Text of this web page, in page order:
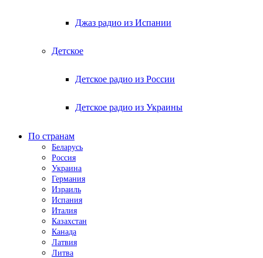
Джаз радио из Испании
Детское
Детское радио из России
Детское радио из Украины
По странам
Беларусь
Россия
Украина
Германия
Израиль
Испания
Италия
Казахстан
Канада
Латвия
Литва